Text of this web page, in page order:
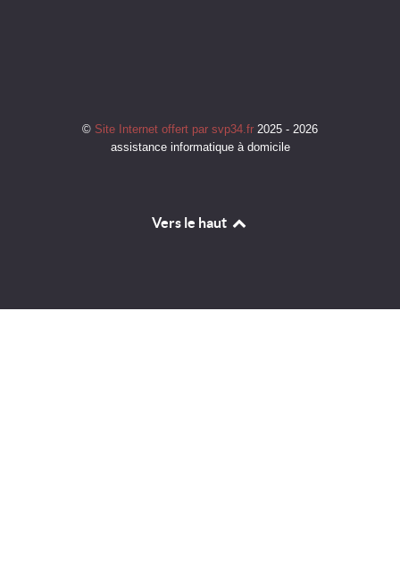
© Site Internet offert par svp34.fr 2025 - 2026
assistance informatique à domicile
Vers le haut